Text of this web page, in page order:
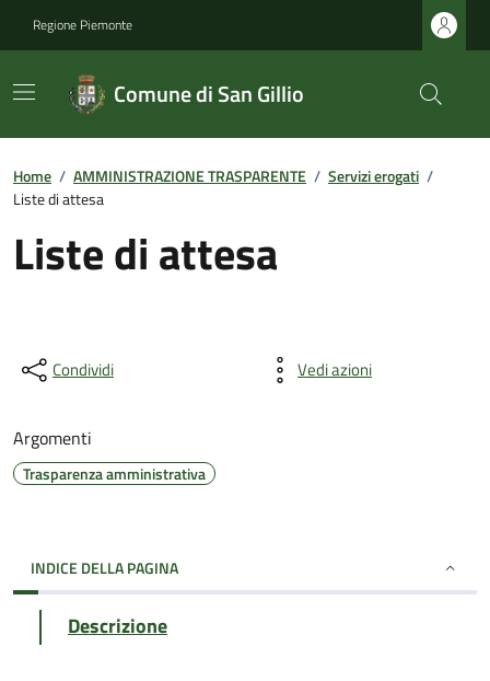
Regione Piemonte
Comune di San Gillio
Home / AMMINISTRAZIONE TRASPARENTE / Servizi erogati /
Liste di attesa
Liste di attesa
Condividi Vedi azioni
Argomenti
Trasparenza amministrativa
INDICE DELLA PAGINA
Descrizione